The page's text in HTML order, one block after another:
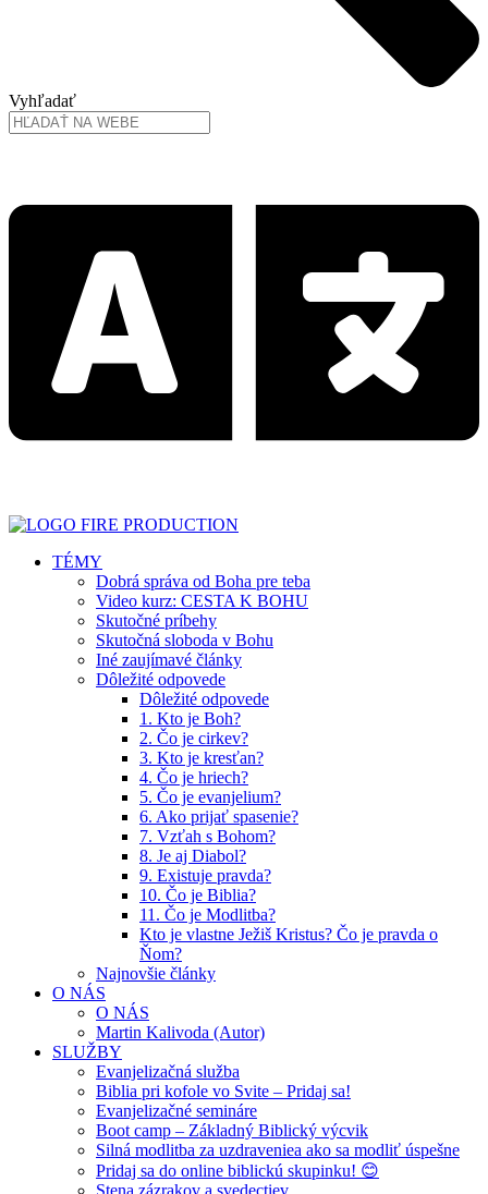
Vyhľadať
TÉMY
Dobrá správa od Boha pre teba
Video kurz: CESTA K BOHU
Skutočné príbehy
Skutočná sloboda v Bohu
Iné zaujímavé články
Dôležité odpovede
Dôležité odpovede
1. Kto je Boh?
2. Čo je cirkev?
3. Kto je kresťan?
4. Čo je hriech?
5. Čo je evanjelium?
6. Ako prijať spasenie?
7. Vzťah s Bohom?
8. Je aj Diabol?
9. Existuje pravda?
10. Čo je Biblia?
11. Čo je Modlitba?
Kto je vlastne Ježiš Kristus? Čo je pravda o
Ňom?
Najnovšie články
O NÁS
O NÁS
Martin Kalivoda (Autor)
SLUŽBY
Evanjelizačná služba
Biblia pri kofole vo Svite – Pridaj sa!
Evanjelizačné semináre
Boot camp – Základný Biblický výcvik
Silná modlitba za uzdraveniea ako sa modliť úspešne
Pridaj sa do online biblickú skupinku! 😊
Stena zázrakov a svedectiev